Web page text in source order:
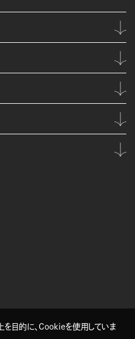
を目的に、Cookieを使用していま